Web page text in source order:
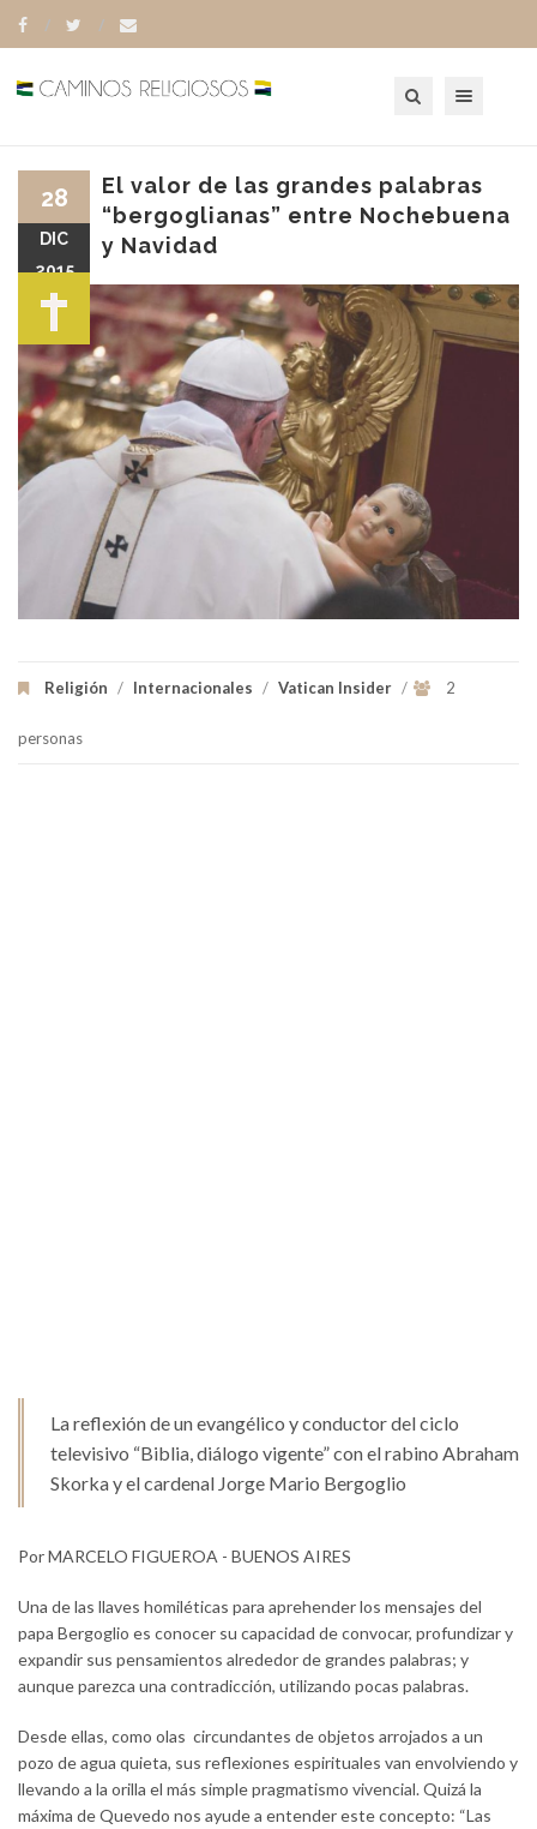
El valor de las grandes palabras
“bergoglianas” entre Nochebuena
y Navidad
Religión / Internacionales / Vatican Insider / 2
personas
28
DIC
2015
La reflexión de un evangélico y conductor del ciclo
televisivo “Biblia, diálogo vigente” con el rabino Abraham
Skorka y el cardenal Jorge Mario Bergoglio
Por MARCELO FIGUEROA - BUENOS AIRES
Una de las llaves homiléticas para aprehender los mensajes del
papa Bergoglio es conocer su capacidad de convocar, profundizar y
expandir sus pensamientos alrededor de grandes palabras; y
aunque parezca una contradicción, utilizando pocas palabras.
Desde ellas, como olas circundantes de objetos arrojados a un
pozo de agua quieta, sus reflexiones espirituales van envolviendo y
llevando a la orilla el más simple pragmatismo vivencial. Quizá la
máxima de Quevedo nos ayude a entender este concepto: “Las